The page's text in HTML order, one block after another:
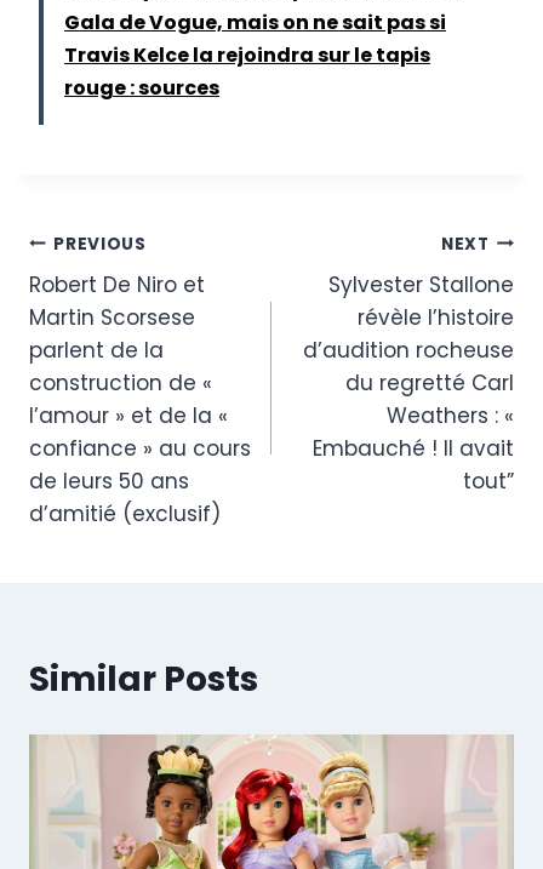
Gala de Vogue, mais on ne sait pas si
Travis Kelce la rejoindra sur le tapis
rouge : sources
Post
navigation
PREVIOUS
Robert De Niro et
Martin Scorsese
parlent de la
construction de «
l’amour » et de la «
confiance » au cours
de leurs 50 ans
d’amitié (exclusif)
NEXT
Sylvester Stallone
révèle l’histoire
d’audition rocheuse
du regretté Carl
Weathers : «
Embauché ! Il avait
tout”
Similar Posts